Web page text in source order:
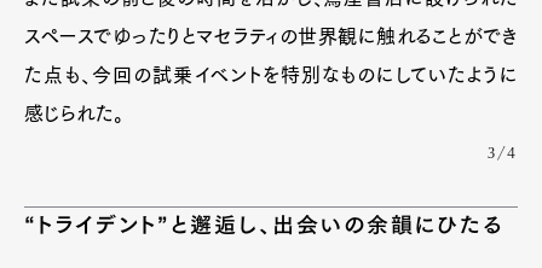
スペースでゆったりとマセラティの世界観に触れることができ
た点も、今回の試乗イベントを特別なものにしていたように
感じられた。
3/4
“トライデント”と邂逅し、出会いの余韻にひたる